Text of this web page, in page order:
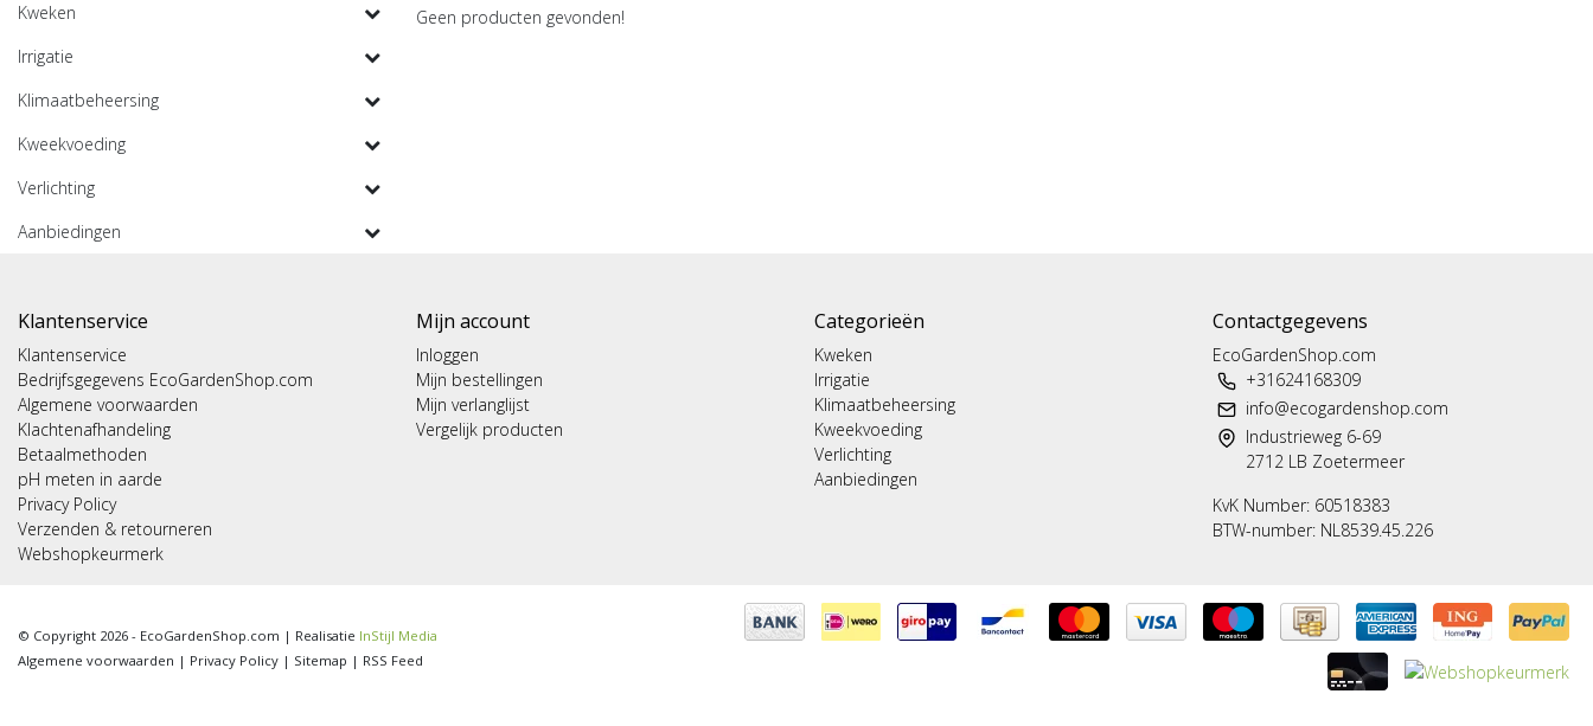
Kweken
Irrigatie
Klimaatbeheersing
Kweekvoeding
Verlichting
Aanbiedingen
Geen producten gevonden!
Klantenservice
Klantenservice
Bedrijfsgegevens EcoGardenShop.com
Algemene voorwaarden
Klachtenafhandeling
Betaalmethoden
pH meten in aarde
Privacy Policy
Verzenden & retourneren
Webshopkeurmerk
Mijn account
Inloggen
Mijn bestellingen
Mijn verlanglijst
Vergelijk producten
Categorieën
Kweken
Irrigatie
Klimaatbeheersing
Kweekvoeding
Verlichting
Aanbiedingen
Contactgegevens
EcoGardenShop.com
+31624168309
info@ecogardenshop.com
Industrieweg 6-69
2712 LB Zoetermeer
KvK Number: 60518383
BTW-number: NL8539.45.226
© Copyright 2026 - EcoGardenShop.com | Realisatie InStijl Media
Algemene voorwaarden | Privacy Policy | Sitemap | RSS Feed